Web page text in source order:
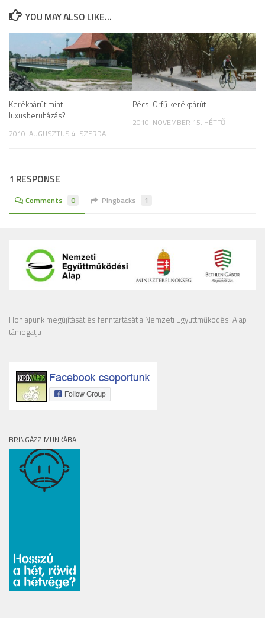
YOU MAY ALSO LIKE...
Kerékpárút mint
luxusberuházás?
2010. AUGUSZTUS 4. SZERDA
Pécs-Orfű kerékpárút
2010. NOVEMBER 15. HÉTFŐ
1 RESPONSE
Comments 0 Pingbacks 1
Honlapunk megújítását és fenntartását a Nemzeti Együttműködési Alap
támogatja
BRINGÁZZ MUNKÁBA!